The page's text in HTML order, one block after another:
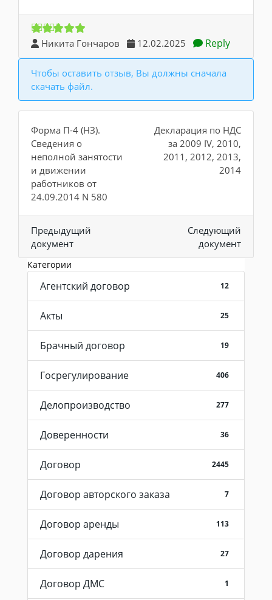
Никита Гончаров 12.02.2025 Reply
Чтобы оставить отзыв, Вы должны сначала
скачать файл.
Форма П-4 (НЗ).
Сведения о
неполной занятости
и движении
работников от
24.09.2014 N 580
Декларация по НДС
за 2009 IV, 2010,
2011, 2012, 2013,
2014
Предыдущий
документ
Следующий
документ
Категории
Агентский договор 12
Акты 25
Брачный договор 19
Госрегулирование 406
Делопроизводство 277
Доверенности 36
Договор 2445
Договор авторского заказа 7
Договор аренды 113
Договор дарения 27
Договор ДМС 1